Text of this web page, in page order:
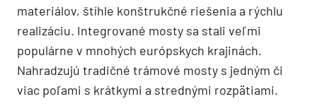
materiálov, štíhle konštrukčné riešenia a rýchlu
realizáciu. Integrované mosty sa stali veľmi
populárne v mnohých európskych krajinách.
Nahradzujú tradičné trámové mosty s jedným či
viac poľami s krátkymi a strednými rozpätiami.